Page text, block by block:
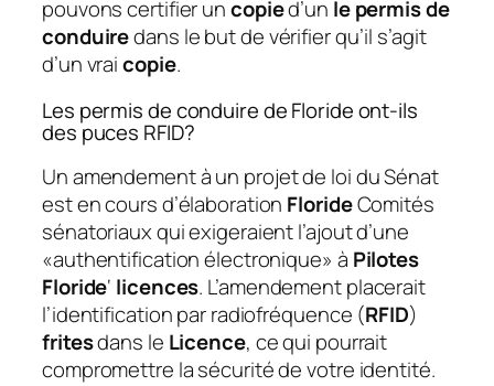
pouvons certifier uncopied’un le permis de
conduiredans le but de vérifier qu’il s’agit
d’un vraicopie.
Les permis de conduire de Floride ont-ils
des puces RFID?
Un amendement à un projet de loi du Sénat
est en cours d’élaboration FlorideComités
sénatoriaux qui exigeraient l’ajout d’une
«authentification électronique» à Pilotes
Floride‘ licences. L’amendement placerait
l’identification par radiofréquence (RFID)
fritesdans le Licence, ce qui pourrait
compromettre la sécurité de votre identité.